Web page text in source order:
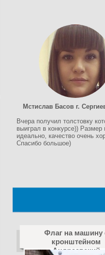
Мстислав Басов г.
Вчера получил толстовку
выиграл в конкурсе))
идеально, качество очень
Спасибо большое)
Флаг на машину
кронштейном
Андреевский